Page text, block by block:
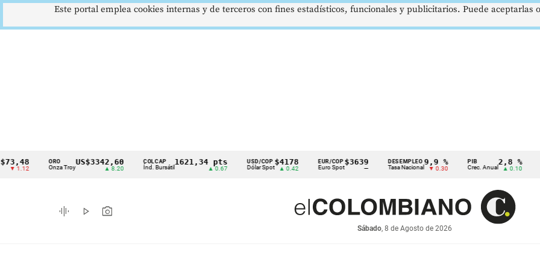
Cintillo
indicadores
económicos
Onza Troy
US$3342,60 COLCAP
Índ. Bursátil
1621,34 pts USD/COP
Dólar Spot
$4178
▲ 0.42
EUR/COP
Euro Spot
$3639
—
DESEMPLEO
Tasa Nacional
9,9 %
▼ 0.30
PIB
Crec. Anual
2,8 %
▲ 0.10
TRM
Tasa
graphic_eq play_arrow photo_camera
Sábado, 8 de Agosto de 2026
Este portal emplea cookies internas y de terceros con fines estadísticos, funcionales y publicitarios. Puede aceptarlas